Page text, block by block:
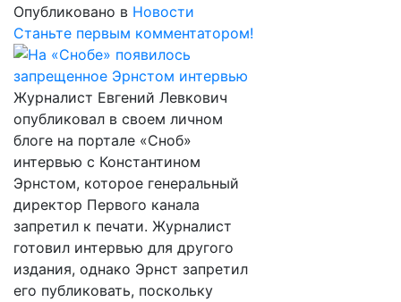
Опубликовано в Новости
Станьте первым комментатором!
Журналист Евгений Левкович
опубликовал в своем личном
блоге на портале «Сноб»
интервью с Константином
Эрнстом, которое генеральный
директор Первого канала
запретил к печати. Журналист
готовил интервью для другого
издания, однако Эрнст запретил
его публиковать, поскольку